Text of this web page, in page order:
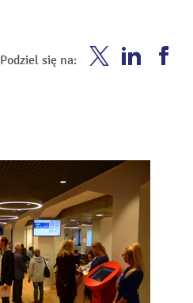
Podziel się na:
Enea Enea